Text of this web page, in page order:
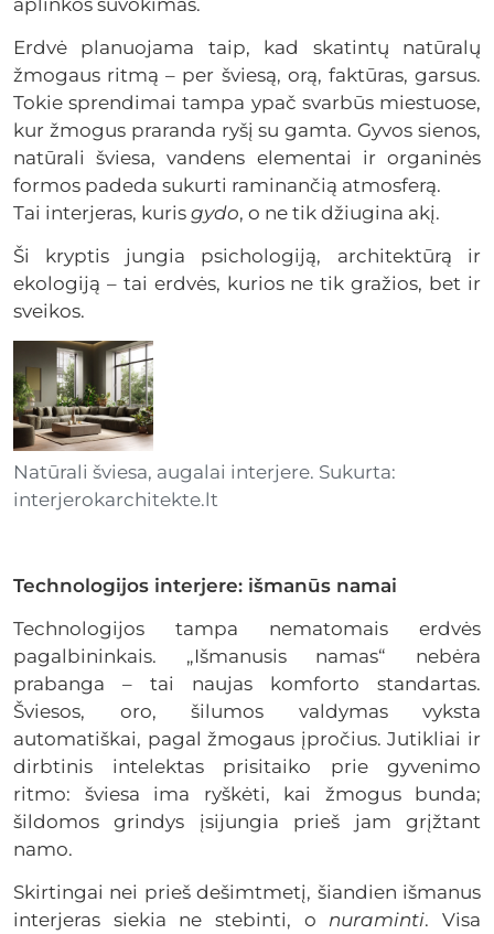
aplinkos suvokimas.
Erdvė planuojama taip, kad skatintų natūralų
žmogaus ritmą – per šviesą, orą, faktūras, garsus.
Tokie sprendimai tampa ypač svarbūs miestuose,
kur žmogus praranda ryšį su gamta. Gyvos sienos,
natūrali šviesa, vandens elementai ir organinės
formos padeda sukurti raminančią atmosferą.
Tai interjeras, kuris gydo, o ne tik džiugina akį.
Ši kryptis jungia psichologiją, architektūrą ir
ekologiją – tai erdvės, kurios ne tik gražios, bet ir
sveikos.
Natūrali šviesa, augalai interjere. Sukurta:
interjerokarchitekte.lt
Technologijos interjere: išmanūs namai
Technologijos tampa nematomais erdvės
pagalbininkais. „Išmanusis namas“ nebėra
prabanga – tai naujas komforto standartas.
Šviesos, oro, šilumos valdymas vyksta
automatiškai, pagal žmogaus įpročius. Jutikliai ir
dirbtinis intelektas prisitaiko prie gyvenimo
ritmo: šviesa ima ryškėti, kai žmogus bunda;
šildomos grindys įsijungia prieš jam grįžtant
namo.
Skirtingai nei prieš dešimtmetį, šiandien išmanus
interjeras siekia ne stebinti, o nuraminti. Visa